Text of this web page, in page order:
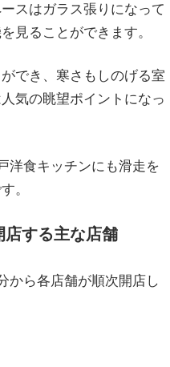
スはガラス張りになって
見ることができます。
でき、寒さもしのげる室
気の眺望ポイントになっ
洋食キッチンにも滑走を
。
店する主な店舗
から各店舗が順次開店し